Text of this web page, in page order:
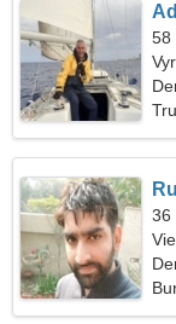
58
36